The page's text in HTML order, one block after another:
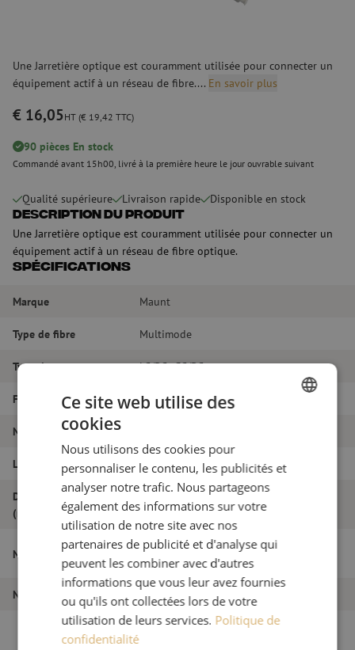
Une Jarretière optique est couramment utilisée pour connecter un
équipement actif à un réseau de fibre.... En savoir plus
€ 16,05 HT (€ 19,42 TTC)
90 pièces En stock
Commandé avant 15h00, livré à la première heure le jour ouvrable suivant
Qualité supérieure Livraison rapide Disponible en stock
Description du produit
Une Jarretière optique est couramment utilisée pour connecter un
équipement actif à un réseau de fibre optique.
Spécifications
Marque Maunt
Type de fibre Multimode
Type de connecteur LC/PC - SC/PC
Fibretype OM4
Nombre de fibres
Longueur 6m
Diamètre extérieur
(mm)
1.8
Nom de l'article
Jarretière optique duplex OM4, LC/PC-
SC/PC, 1.8mm, 6m
Numéro d'article M20000106
Ce site web utilise des
cookies
Nous utilisons des cookies pour
personnaliser le contenu, les publicités et
analyser notre trafic. Nous partageons
également des informations sur votre
utilisation de notre site avec nos
partenaires de publicité et d'analyse qui
peuvent les combiner avec d'autres
informations que vous leur avez fournies
ou qu'ils ont collectées lors de votre
utilisation de leurs services. Politique de
confidentialité